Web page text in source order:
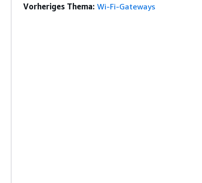
Vorheriges Thema: Wi-Fi-Gateways